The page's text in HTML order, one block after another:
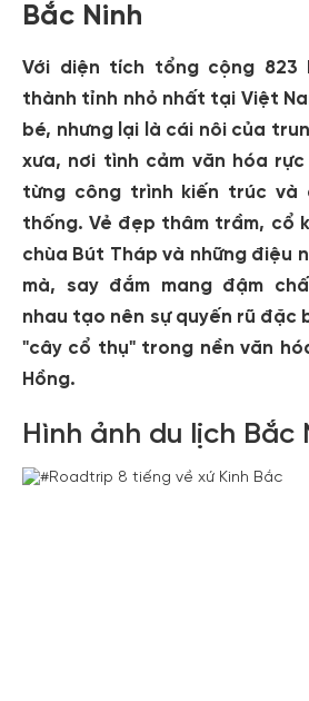
Bắc Ninh
Với diện tích tổng cộng 823
thành tỉnh nhỏ nhất tại Việt
bé, nhưng lại là cái nôi của
xưa, nơi tình cảm văn hóa
từng công trình kiến trúc và
thống. Vẻ đẹp thâm trầm, cổ
chùa Bút Tháp và những điệu
mà, say đắm mang đậm
nhau tạo nên sự quyến rũ đặc
"cây cổ thụ" trong nền văn
Hồng.
Hình ảnh du lịch Bắc